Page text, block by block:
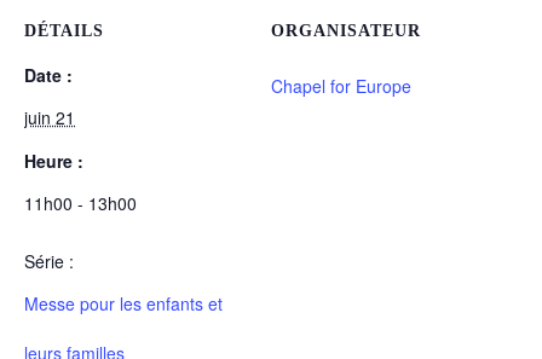
DÉTAILS
Date :
juin 21
Heure :
11h00 - 13h00
Série :
Messe pour les enfants et
leurs familles
ORGANISATEUR
Chapel for Europe